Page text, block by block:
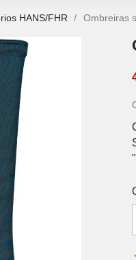
HANS/FHR Ombreiras